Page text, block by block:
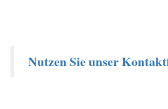
Nutzen Sie unser